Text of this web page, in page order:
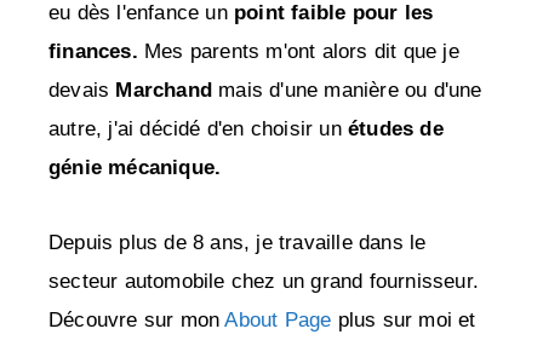
eu dès l'enfance unpoint faible pour les
finances. Mes parents m'ont alors dit que je
devais Marchand mais d'une manière ou d'une
autre, j'ai décidé d'en choisir un études de
génie mécanique.
Depuis plus de 8 ans, je travaille dans le
secteur automobile chez un grand fournisseur.
Découvre sur monAbout Page plus sur moi et